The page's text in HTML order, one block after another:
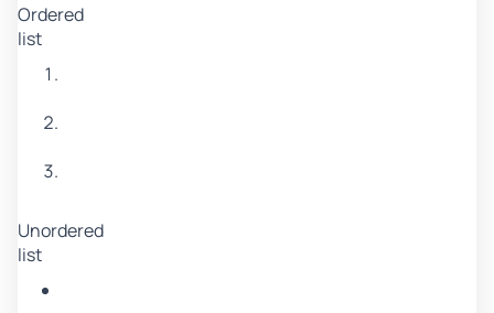
Ordered
list
Unordered
list